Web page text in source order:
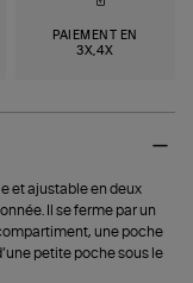
PAIEMENT EN
3X,4X
et ajustable en deux
Il se ferme par un
une poche
petite poche sous le